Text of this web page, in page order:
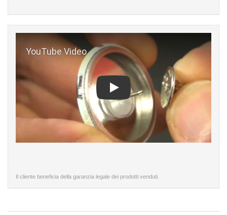
Il cliente beneficia della garanzia legale dei prodotti venduti.